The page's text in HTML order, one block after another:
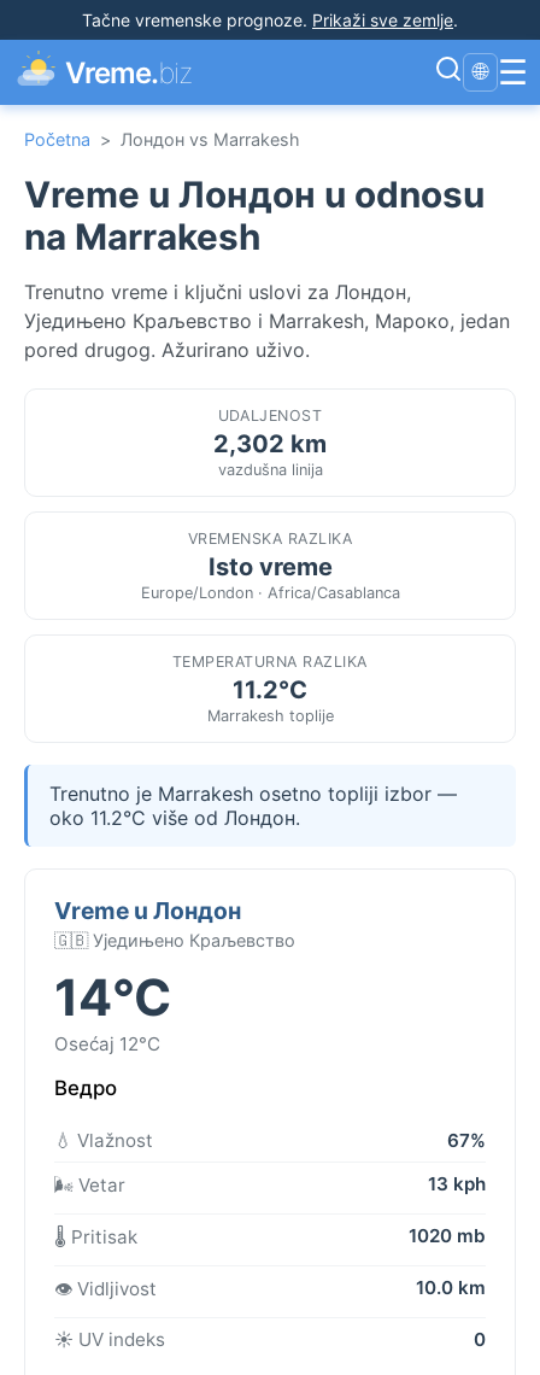
Tačne vremenske prognoze. Prikaži sve zemlje.
Vreme.biz 🌐 ☰
Početna > Лондон vs Marrakesh
Vreme u Лондон u odnosu
na Marrakesh
Trenutno vreme i ključni uslovi za Лондон,
Уједињено Краљевство i Marrakesh, Мароко, jedan
pored drugog. Ažurirano uživo.
UDALJENOST
2,302 km
vazdušna linija
VREMENSKA RAZLIKA
Isto vreme
Europe/London · Africa/Casablanca
TEMPERATURNA RAZLIKA
11.2°C
Marrakesh toplije
Trenutno je Marrakesh osetno topliji izbor —
oko 11.2°C više od Лондон.
Vreme u Лондон
🇬🇧 Уједињено Краљевство
14°C
Osećaj 12°C
Ведро
💧 Vlažnost
67%
🌬️ Vetar
13 kph
🌡️ Pritisak 1020 mb
👁️ Vidljivost 10.0 km
☀️ UV indeks 0